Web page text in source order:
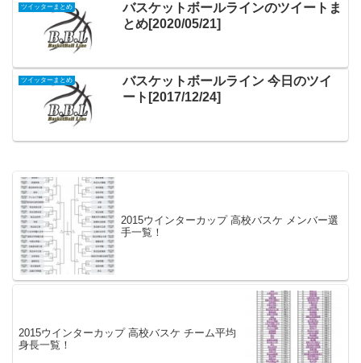
ツイッターまとめ
バスケットボールラインのツイートま
とめ[2020/05/21]
ツイッターまとめ
バスケットボールライン 今日のツイ
ート[2017/12/24]
2015ウインターカップ 高校バスケ メンバー選
手一覧！
2015ウインターカップ 高校バスケ チーム平均
身長一覧！